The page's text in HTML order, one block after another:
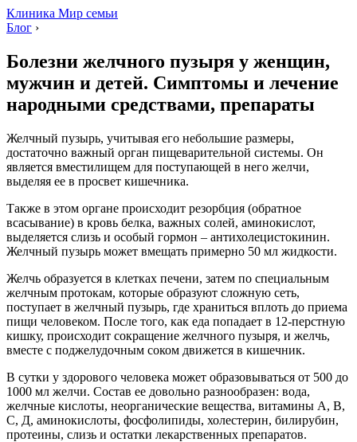
Клиника Мир семьи
Блог ›
Болезни желчного пузыря у женщин,
мужчин и детей. Симптомы и лечение
народными средствами, препараты
Желчный пузырь, учитывая его небольшие размеры,
достаточно важный орган пищеварительной системы. Он
является вместилищем для поступающей в него желчи,
выделяя ее в просвет кишечника.
Также в этом органе происходит резорбция (обратное
всасывание) в кровь белка, важных солей, аминокислот,
выделяется слизь и особый гормон – антихолецистокинин.
Желчный пузырь может вмещать примерно 50 мл жидкости.
Желчь образуется в клетках печени, затем по специальным
желчным протокам, которые образуют сложную сеть,
поступает в желчный пузырь, где храниться вплоть до приема
пищи человеком. После того, как еда попадает в 12-перстную
кишку, происходит сокращение желчного пузыря, и желчь,
вместе с поджелудочным соком движется в кишечник.
В сутки у здорового человека может образовываться от 500 до
1000 мл желчи. Состав ее довольно разнообразен: вода,
желчные кислоты, неорганические вещества, витамины А, В,
С, Д, аминокислоты, фосфолипиды, холестерин, билирубин,
протеины, слизь и остатки лекарственных препаратов.